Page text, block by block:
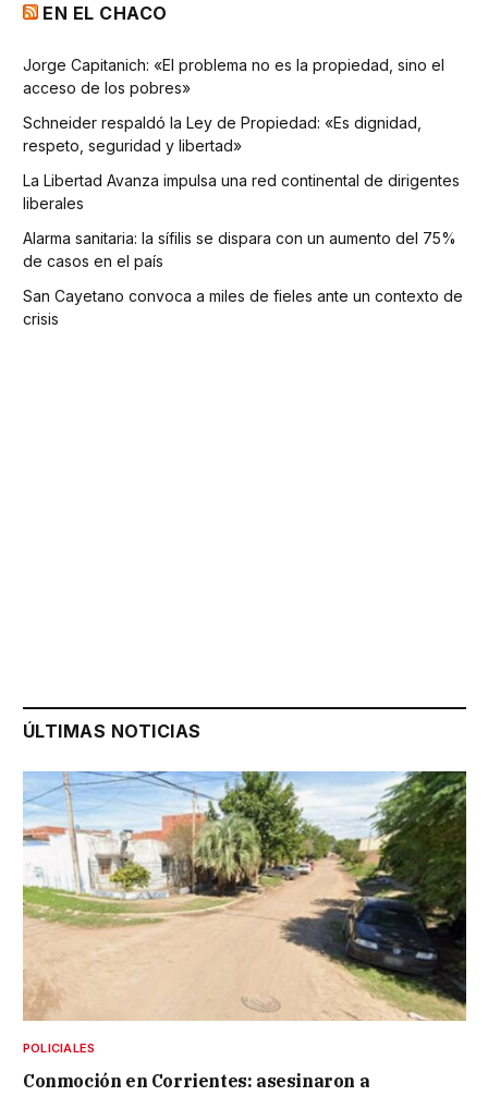
EN EL CHACO
Jorge Capitanich: «El problema no es la propiedad, sino el
acceso de los pobres»
Schneider respaldó la Ley de Propiedad: «Es dignidad,
respeto, seguridad y libertad»
La Libertad Avanza impulsa una red continental de dirigentes
liberales
Alarma sanitaria: la sífilis se dispara con un aumento del 75%
de casos en el país
San Cayetano convoca a miles de fieles ante un contexto de
crisis
ÚLTIMAS NOTICIAS
POLICIALES
Conmoción en Corrientes: asesinaron a